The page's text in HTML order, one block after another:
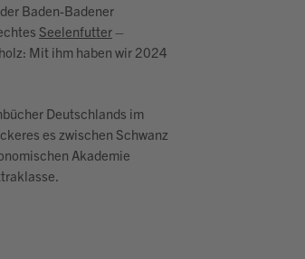
Baden-Badener
Seelenfutter–
Mit ihm haben wir 2024
Deutschlands im
es zwischen Schwanz
Akademie